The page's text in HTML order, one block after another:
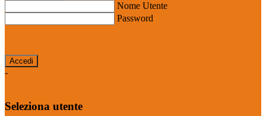
Nome Utente
Password
-
Seleziona utente